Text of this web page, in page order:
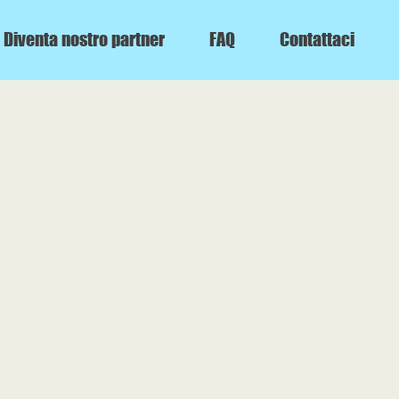
Diventa nostro partner FAQ Contattaci